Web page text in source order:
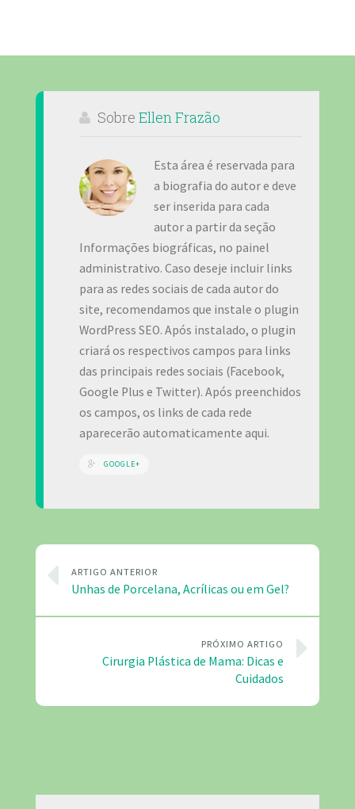
Sobre Ellen Frazão
Esta área é reservada para
a biografia do autor e deve
ser inserida para cada
autor a partir da seção
Informações biográficas, no painel
administrativo. Caso deseje incluir links
para as redes sociais de cada autor do
site, recomendamos que instale o plugin
WordPress SEO. Após instalado, o plugin
criará os respectivos campos para links
das principais redes sociais (Facebook,
Google Plus e Twitter). Após preenchidos
os campos, os links de cada rede
aparecerão automaticamente aqui.
GOOGLE+
ARTIGO ANTERIOR
Unhas de Porcelana, Acrílicas ou em Gel?
PRÓXIMO ARTIGO
Cirurgia Plástica de Mama: Dicas e
Cuidados